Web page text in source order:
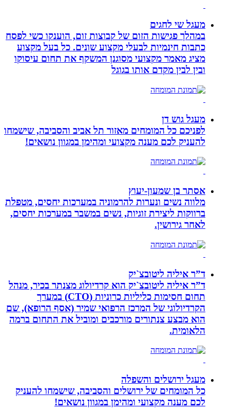
מעגל שי לחגים
במהלך פגישות הזום של קבוצות זום, הוענקו כשי לפסח
כתבות חינמיות לבעלי מקצוע שונים. כל בעל מקצוע
מציג מאמר מקצועי מסוגנן המשקף את תחום עיסוקו
ובין לבין מקדם אותו בגוגל
מעגל גוש דן
לפניכם כל המומחים מאזור תל אביב והסביבה, שישמחו
להעניק לכם מענה מקצועי ומהימן במגוון נושאים!
אסתר בן שמעון-יעוץ
מלווה נשים ונערות להרמוניה במערכות יחסים, מטפלת
ברווקות ליצירת זוגיות, נשים במשבר במערכות יחסים,
לאחר גירושין.
ד”ר איליה ליטובצ`יק
ד”ר איליה ליטובצ`יק הוא קרדיולוג מצנתר בכיר, מנהל
תחום חסימות כליליות כרוניות (CTO) במערך
הקרדיולוגי של המרכז הרפואי שמיר (אסף הרופא), שם
הוא מבצע צנתורים מורכבים ומוביל את התחום ברמה
הלאומית.
מעגל ירושלים והשפלה
כל המומחים של ירושלים והסביבה, שישמחו להעניק
לכם מענה מקצועי ומהימן במגוון נושאים!